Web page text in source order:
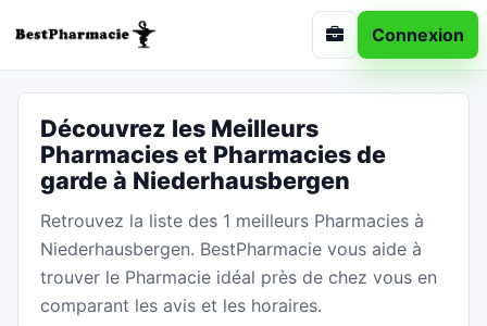
Connexion
Découvrez les Meilleurs
Pharmacies et Pharmacies de
garde à Niederhausbergen
Retrouvez la liste des 1 meilleurs Pharmacies à
Niederhausbergen. BestPharmacie vous aide à
trouver le Pharmacie idéal près de chez vous en
comparant les avis et les horaires.